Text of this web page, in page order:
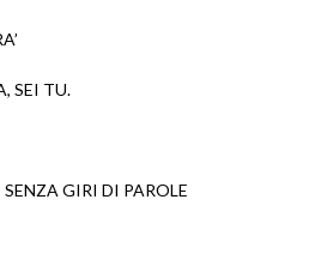
SEI TU.
GIRI DI PAROLE